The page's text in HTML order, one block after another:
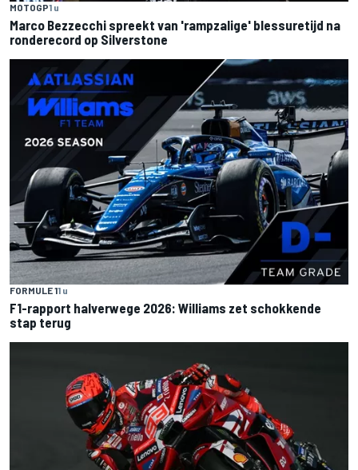
MOTOGP1 u
Marco Bezzecchi spreekt van 'rampzalige' blessuretijd na
ronderecord op Silverstone
FORMULE 11 u
F1-rapport halverwege 2026: Williams zet schokkende
stap terug